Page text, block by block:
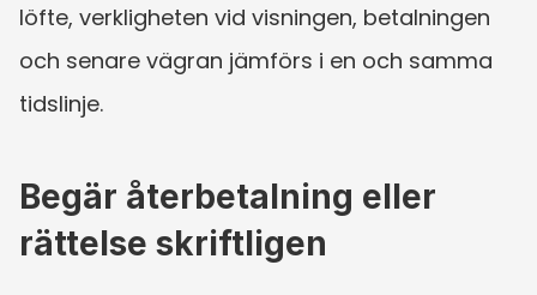
löfte, verkligheten vid visningen, betalningen
och senare vägran jämförs i en och samma
tidslinje.
Begär återbetalning eller
rättelse skriftligen